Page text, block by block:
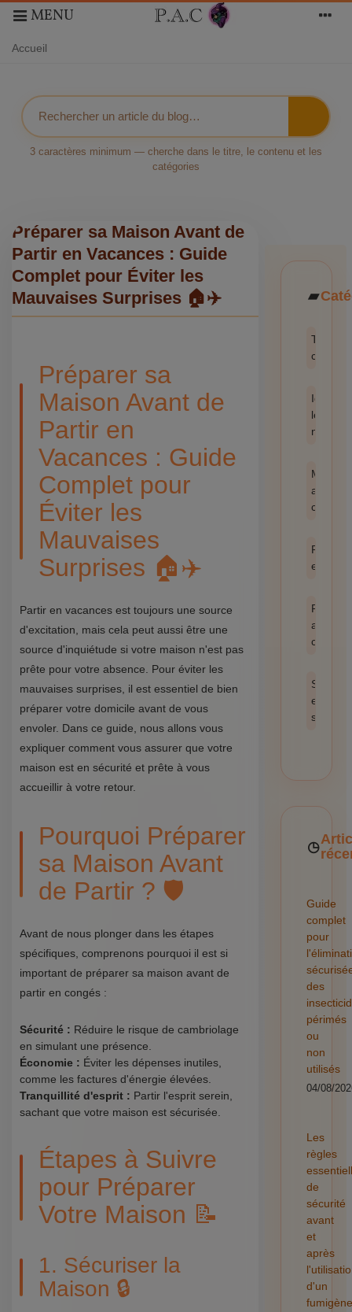
MENU
Accueil
3 caractères minimum — cherche dans le titre, le contenu et les
catégories
Préparer sa Maison Avant de
Partir en Vacances : Guide
Complet pour Éviter les
Mauvaises Surprises 🏠✈️
Préparer sa
Maison Avant de
Partir en
Vacances : Guide
Complet pour
Éviter les
Mauvaises
Surprises 🏠✈️
Partir en vacances est toujours une source
d'excitation, mais cela peut aussi être une
source d'inquiétude si votre maison n'est pas
prête pour votre absence. Pour éviter les
mauvaises surprises, il est essentiel de bien
préparer votre domicile avant de vous
envoler. Dans ce guide, nous allons vous
expliquer comment vous assurer que votre
maison est en sécurité et prête à vous
accueillir à votre retour.
Pourquoi Préparer
sa Maison Avant
de Partir ? 🛡️
Avant de nous plonger dans les étapes
spécifiques, comprenons pourquoi il est si
important de préparer sa maison avant de
partir en congés :
Sécurité : Réduire le risque de cambriolage
en simulant une présence.
Économie : Éviter les dépenses inutiles,
comme les factures d'énergie élevées.
Tranquillité d'esprit : Partir l'esprit serein,
sachant que votre maison est sécurisée.
Étapes à Suivre
pour Préparer
Votre Maison 📝
1. Sécuriser la
Maison 🔒
Toutes
les
anti-
cafards
et
Produit
anti
cafards
Santé
et
sécurité
Guide
complet
pour
des
périmés
ou
non
utilisés
04/08/
Les
règles
de
sécurité
avant
et
après
d'un
fumigène